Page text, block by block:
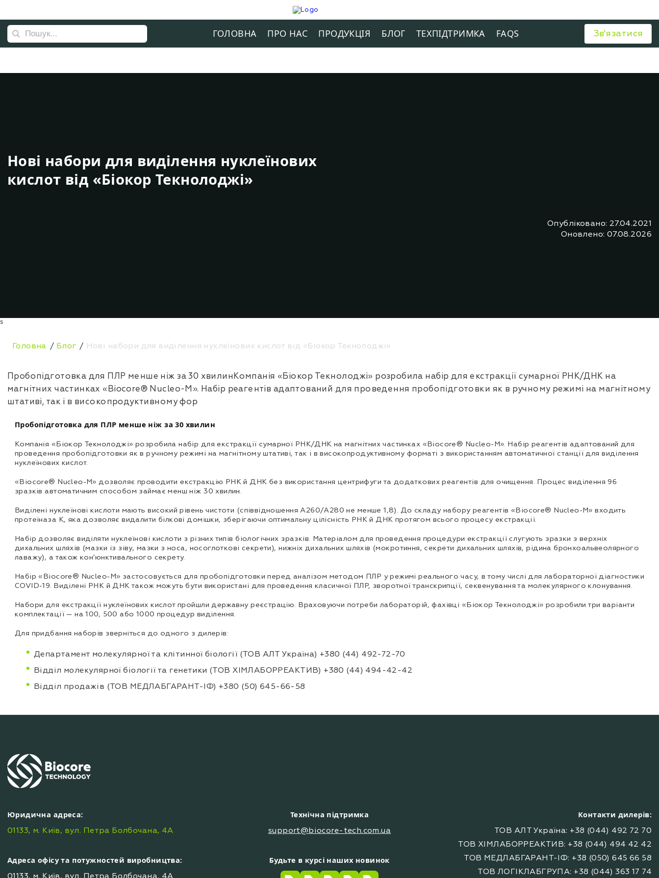
ГОЛОВНА ПРО НАС ПРОДУКЦIЯ БЛОГ ТЕХПІДТРИМКА FAQS Зв'язатися
Нові набори для виділення нуклеїнових
кислот від «Біокор Текнолоджі»
Опубліковано: 27.04.2021
Оновлено: 07.08.2026
s
Головна Блог Нові набори для виділення нуклеїнових кислот від «Біокор Текнолоджі»
Пробопідготовка для ПЛР менше ніж за 30 хвилинКомпанія «Біокор Текнолоджі» розробила набір для екстракції сумарної РНК/ДНК на
магнітних частинках «Biocore® Nucleo-M». Набір реагентів адаптований для проведення пробопідготовки як в ручному режимі на магнітному
штативі, так і в високопродуктивному фор
Пробопідготовка для ПЛР менше ніж за 30 хвилин
Компанія «Біокор Текнолоджі» розробила набір для екстракції сумарної РНК/ДНК на магнітних частинках «Biocore® Nucleo-M». Набір реагентів адаптований для
проведення пробопідготовки як в ручному режимі на магнітному штативі, так і в високопродуктивному форматі з використанням автоматичної станції для виділення
нуклеїнових кислот.
«Biocore® Nucleo-M» дозволяє проводити екстракцію РНК й ДНК без використання центрифуги та додаткових реагентів для очищення. Процес виділення 96
зразків автоматичним способом займає менш ніж 30 хвилин.
Виділені нуклеїнові кислоти мають високий рівень чистоти (співвідношення А260/А280 не менше 1,8). До складу набору реагентів «Biocore® Nucleo-M» входить
протеїназа K, яка дозволяє видалити білкові домішки, зберігаючи оптимальну цілісність РНК й ДНК протягом всього процесу екстракції.
Набір дозволяє виділяти нуклеїнові кислоти з різних типів біологічних зразків. Матеріалом для проведення процедури екстракції слугують зразки з верхніх
дихальних шляхів (мазки із зіву, мазки з носа, носоглоткові секрети), нижніх дихальних шляхів (мокротиння, секрети дихальних шляхів, рідина бронхоальвеолярного
лаважу), а також кон’юнктивального секрету.
Набір «Biocore® Nucleo-M» застосовується для пробопідготовки перед аналізом методом ПЛР у режимі реального часу, в тому числі для лабораторної діагностики
COVID-19. Виділені РНК й ДНК також можуть бути використані для проведення класичної ПЛР, зворотної транскрипції, секвенування та молекулярного клонування.
Набори для екстракції нуклеїнових кислот пройшли державну реєстрацію. Враховуючи потреби лабораторій, фахівці «Біокор Текнолоджі» розробили три варіанти
комплектації — на 100, 500 або 1000 процедур виділення.
Для придбання наборів зверніться до одного з дилерів:
Департамент молекулярної та клітинної біології (ТОВ АЛТ Україна) +380 (44) 492-72-70
Відділ молекулярної біології та генетики (ТОВ ХІМЛАБОРРЕАКТИВ) +380 (44) 494-42-42
Відділ продажів (ТОВ МЕДЛАБГАРАНТ-ІФ) +380 (50) 645-66-58
Юридична адреса:
01133, м. Київ, вул. Петра Болбочана, 4А
Адреса офісу та потужностей виробництва:
Технічна підтримка
support@biocore-tech.com.ua
Будьте в курсі наших новинок
Контакти дилерів:
ТОВ АЛТ Україна: +38 (044) 492 72 70
ТОВ ХІМЛАБОРРЕАКТИВ: +38 (044) 494 42 42
ТОВ МЕДЛАБГАРАНТ-ІФ: +38 (050) 645 66 58
ТОВ ЛОГІКЛАБГРУПА: +38 (044) 363 17 74